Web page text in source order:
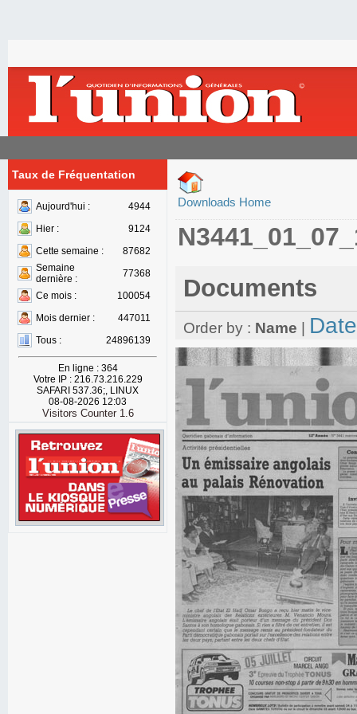
Taux de Fréquentation
Aujourd'hui :
4944
Hier :
9124
Cette semaine :
87682
Semaine
dernière :
77368
Ce mois :
100054
Mois dernier :
447011
Tous :
24896139
En ligne : 364
Votre IP : 216.73.216.229
SAFARI 537.36;, LINUX
08-08-2026 12:03
Visitors Counter 1.6
Downloads Home
Documents
Order by : Name Date